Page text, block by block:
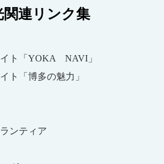
関連リンク集
ト「YOKA NAVI」
ト「博多の魅力」
ンティア